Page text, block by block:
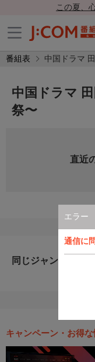
この夏、
番組表 中国ドラマ
エラー
通信に
中国ドラマ
祭〜
直近
同じジャンルのおす
キャンペーン・お得な